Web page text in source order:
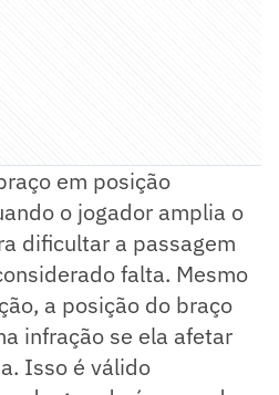
em posição
o jogador amplia o
dificultar a passagem
falta. Mesmo
a posição do braço
infração se ela afetar
Isso é válido